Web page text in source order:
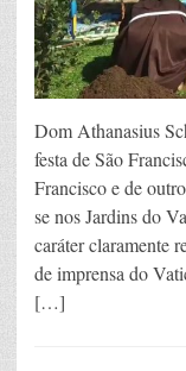
Dom Athanasius
festa de São
Francisco e de
se nos Jardins do
caráter claramente
de imprensa do
[…]